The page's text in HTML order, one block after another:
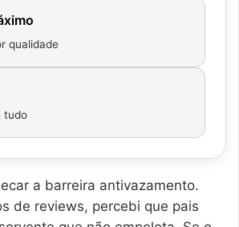
qualidade
tudo
a barreira antivazamento.
de reviews, percebi que pais